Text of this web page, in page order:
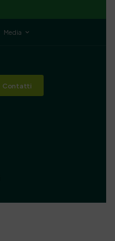
Media
Contatti